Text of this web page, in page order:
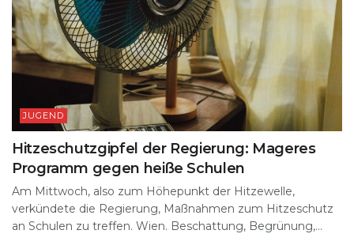
JUGEND
Hitzeschutzgipfel der Regierung: Mageres
Programm gegen heiße Schulen
Am Mittwoch, also zum Höhepunkt der Hitzewelle,
verkündete die Regierung, Maßnahmen zum Hitzeschutz
an Schulen zu treffen. Wien. Beschattung, Begrünung,...